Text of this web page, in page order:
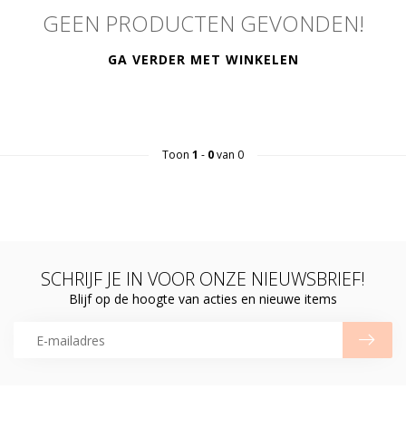
GEEN PRODUCTEN GEVONDEN!
GA VERDER MET WINKELEN
Toon 1 - 0van 0
SCHRIJF JE IN VOOR ONZE NIEUWSBRIEF!
Blijf op de hoogte van acties en nieuwe items